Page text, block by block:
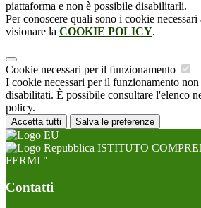
piattaforma e non è possibile disabilitarli.
Per conoscere quali sono i cookie
visionare la COOKIE POLICY.
Cookie necessari per il funzionamento
I cookie necessari per il funzionamento non
disabilitati. È possibile consultare l'elenco
policy.
Accetta tutti Salva le preferenze
ISTITUTO
FERMI "
Contatti